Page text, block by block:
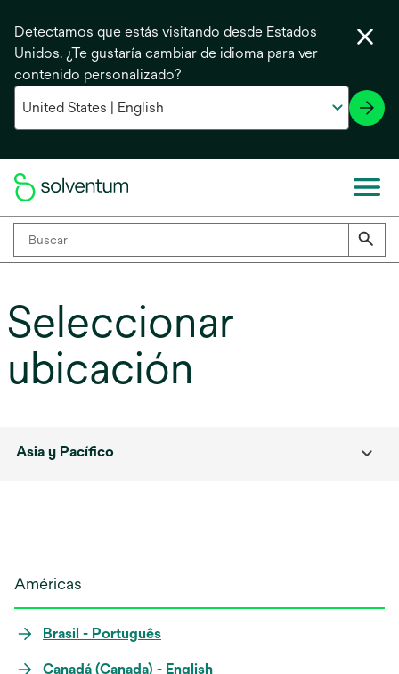
Detectamos que estás visitando desde Estados
Unidos. ¿Te gustaría cambiar de idioma para ver
contenido personalizado?
Seleccionar
ubicación
Asia y Pacífico
Américas
Brasil - Português
Canadá (Canada) - English